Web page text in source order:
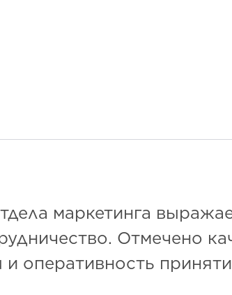
маркетинга
Отмечено
оперативность